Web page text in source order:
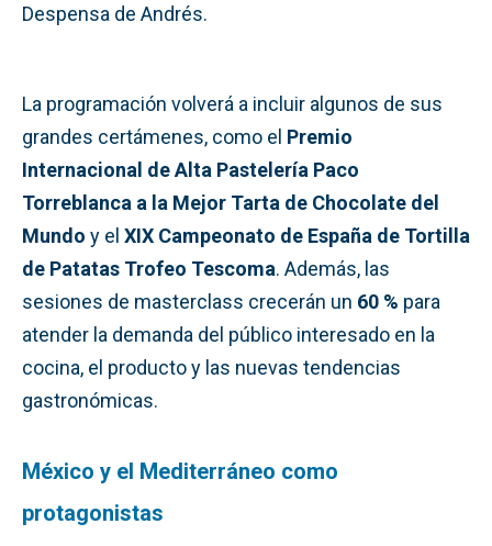
Despensa de Andrés.
La programación volverá a incluir algunos de sus
grandes certámenes, como el Premio
Internacional de Alta Pastelería Paco
Torreblanca a la Mejor Tarta de Chocolate del
Mundo y el XIX Campeonato de España de Tortilla
de Patatas Trofeo Tescoma. Además, las
sesiones de masterclass crecerán un 60 % para
atender la demanda del público interesado en la
cocina, el producto y las nuevas tendencias
gastronómicas.
México y el Mediterráneo como
protagonistas